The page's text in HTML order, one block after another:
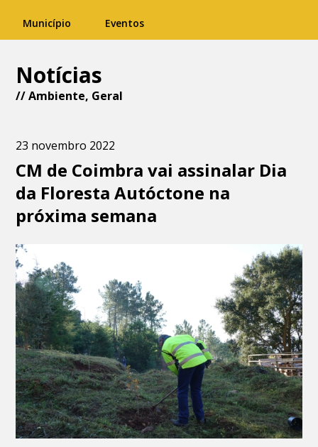
Município Eventos
Notícias
//Ambiente, Geral
23 novembro 2022
CM de Coimbra vai assinalar Dia
da Floresta Autóctone na
próxima semana